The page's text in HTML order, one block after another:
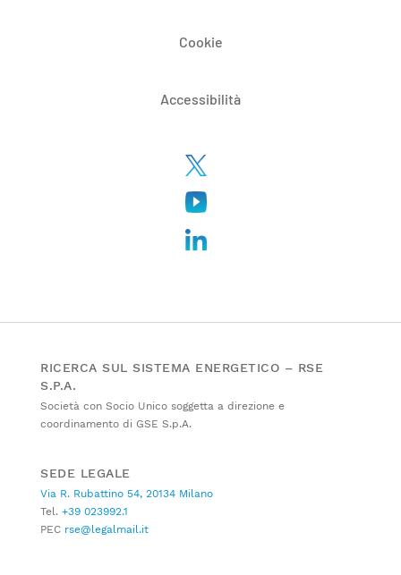
Cookie
Accessibilità
RICERCA SUL SISTEMA ENERGETICO – RSE
S.P.A.
Società con Socio Unico soggetta a direzione e
coordinamento di GSE S.p.A.
SEDE LEGALE
Via R. Rubattino 54, 20134 Milano
Tel. +39 023992.1
PEC rse@legalmail.it